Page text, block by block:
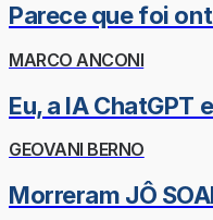
Parece que foi
MARCO ANCONI
Eu, a IA ChatGPT
GEOVANI BERNO
Morreram JÔ